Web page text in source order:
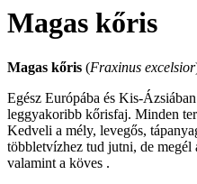
Magas kőris
Magas kőris (Fraxinus excelsior
Egész Európába és Kis-
leggyakoribb kőrisfaj. Minden
Kedveli a mély, levegős,
többletvízhez tud jutni, de megél
valamint a köves .